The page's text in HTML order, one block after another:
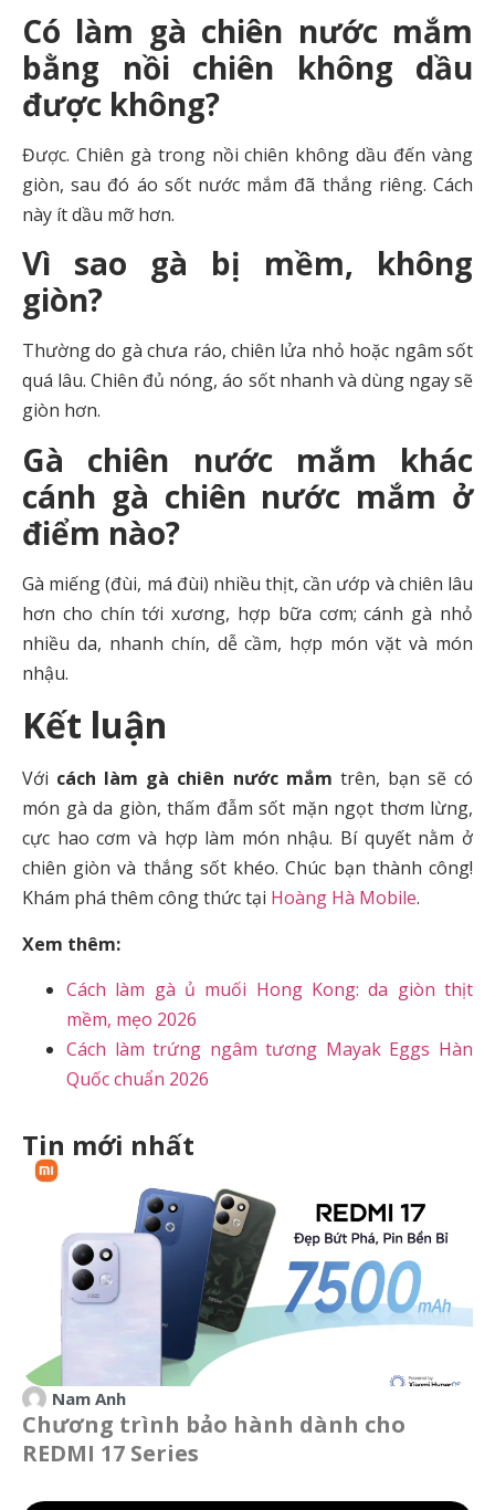
Có làm gà chiên nước mắm
bằng nồi chiên không dầu
được không?
Được. Chiên gà trong nồi chiên không dầu đến vàng
giòn, sau đó áo sốt nước mắm đã thắng riêng. Cách
này ít dầu mỡ hơn.
Vì sao gà bị mềm, không
giòn?
Thường do gà chưa ráo, chiên lửa nhỏ hoặc ngâm sốt
quá lâu. Chiên đủ nóng, áo sốt nhanh và dùng ngay sẽ
giòn hơn.
Gà chiên nước mắm khác
cánh gà chiên nước mắm ở
điểm nào?
Gà miếng (đùi, má đùi) nhiều thịt, cần ướp và chiên lâu
hơn cho chín tới xương, hợp bữa cơm; cánh gà nhỏ
nhiều da, nhanh chín, dễ cầm, hợp món vặt và món
nhậu.
Kết luận
Với cách làm gà chiên nước mắm trên, bạn sẽ có
món gà da giòn, thấm đẫm sốt mặn ngọt thơm lừng,
cực hao cơm và hợp làm món nhậu. Bí quyết nằm ở
chiên giòn và thắng sốt khéo. Chúc bạn thành công!
Khám phá thêm công thức tại Hoàng Hà Mobile.
Xem thêm:
Cách làm gà ủ muối Hong Kong: da giòn thịt
mềm, mẹo 2026
Cách làm trứng ngâm tương Mayak Eggs Hàn
Quốc chuẩn 2026
Tin mới nhất
Nam Anh
Chương trình bảo hành dành cho
REDMI 17 Series